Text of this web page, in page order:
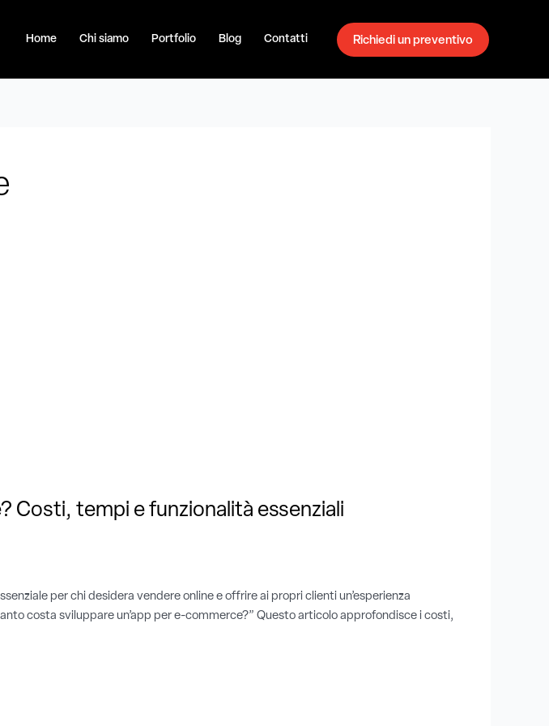
Home Chi siamo Portfolio Blog Contatti Richiedi un preventivo
Costi, tempi e funzionalità essenziali
per chi desidera vendere online e offrire ai propri clienti un’esperienza
costa sviluppare un’app per e-commerce?” Questo articolo approfondisce i costi,